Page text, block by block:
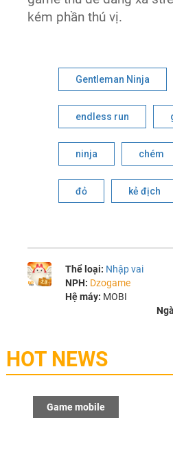
kém phần thú vị.
Gentleman Ninja
endless run
ninja chém
đỏ kẻ địch
Thể loại: Nhập vai
NPH: Dzogame
Hệ máy: MOBI
HOT NEWS
Game mobile